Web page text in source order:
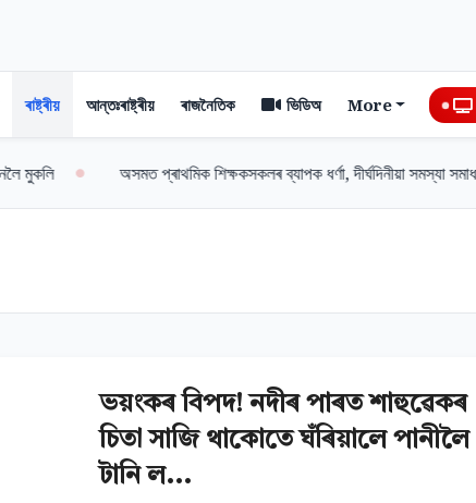
ৰাষ্ট্ৰীয় আন্তঃৰাষ্ট্ৰীয় ৰাজনৈতিক ভিডিঅ More
অসমত প্ৰাথমিক শিক্ষকসকলৰ ব্যাপক ধৰ্ণা, দীৰ্ঘদিনীয়া সমস্যা সমাধানৰ আহ্বান
ভয়ংকৰ বিপদ! নদীৰ পাৰত শাহুৱেকৰ
চিতা সাজি থাকোতে ঘঁৰিয়ালে পানীলৈ
টানি ল...